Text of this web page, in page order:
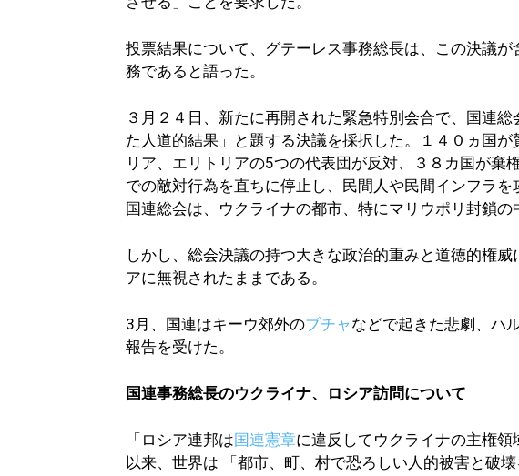
投票結果について、グテーレス事務総長は、この決議
務であると語った。
３月２４日、新たに再開された緊急特別会合で、国連
た人道的結果」と題する決議を採択した。１４０ヵ国
リア、エリトリアの5つの代表団が反対、３８カ国が棄
での敵対行為を直ちに停止し、民間人や民間インフラを
国連総会は、ウクライナの都市、特にマリウポリ封鎖の
しかし、総会決議の持つ大きな政治的重みと道徳的権
アに無視されたままである。
3月、国連はキーウ郊外のブチャなどで起きた悲劇、ハ
報告を受けた。
国連事務総長のウクライナ、ロシア訪問について
「ロシア連邦は国連憲章に違反してウクライナの主権
以来、世界は 「都市、町、村で恐ろしい人的被害と破